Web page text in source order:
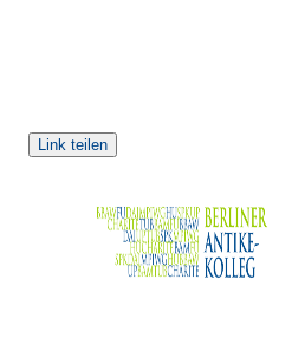
Link teilen